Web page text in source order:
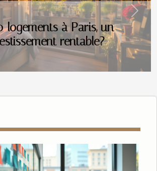
logements à Paris, un
rentable?
Next